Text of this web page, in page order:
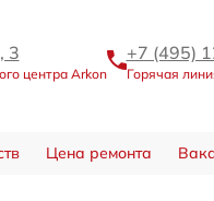
3
центра Arkon
+7 (495)
Горячая
Цена ремонта